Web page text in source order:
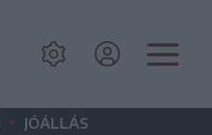
• JÓÁLLÁS